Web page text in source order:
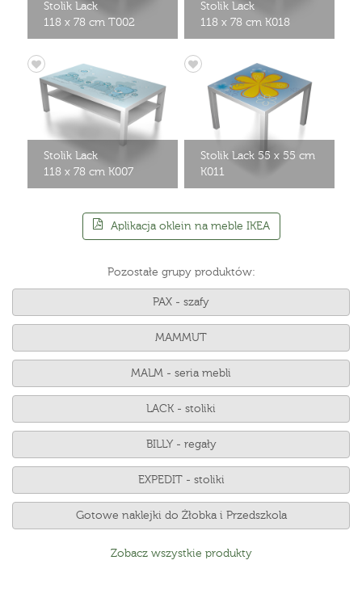
Stolik Lack
118 x 78 cm T002
Stolik Lack
118 x 78 cm K018
Stolik Lack
118 x 78 cm K007
Stolik Lack 55 x 55 cm
K011
Aplikacja oklein na meble IKEA
Pozostałe grupy produktów:
PAX - szafy
MAMMUT
MALM - seria mebli
LACK - stoliki
BILLY - regały
EXPEDIT - stoliki
Gotowe naklejki do Żłobka i Przedszkola
Zobacz wszystkie produkty